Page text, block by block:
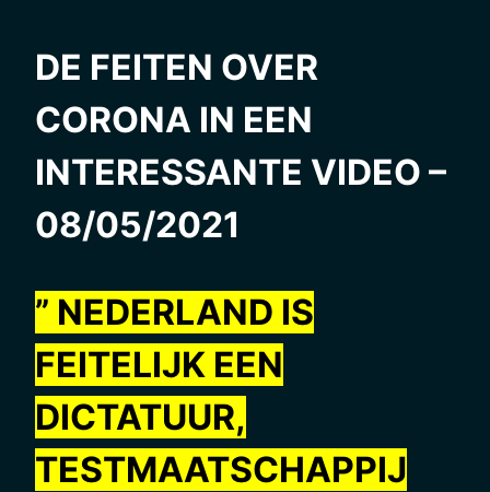
DE FEITEN OVER
CORONA IN EEN
INTERESSANTE VIDEO –
08/05/2021
” NEDERLAND IS
FEITELIJK EEN
DICTATUUR,
TESTMAATSCHAPPIJ